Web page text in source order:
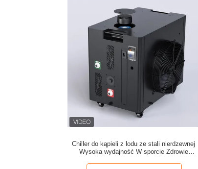
Chiller do kąpieli z lodu ze stali nierdzewnej
Wysoka wydajność W sporcie Zdrowie